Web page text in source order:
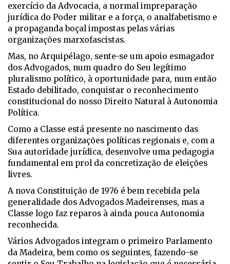
exercício da Advocacia, a normal impreparação
jurídica do Poder militar e a força, o analfabetismo e
a propaganda boçal impostas pelas várias
organizações marxofascistas.
Mas, no Arquipélago, sente-se um apoio esmagador
dos Advogados, num quadro do Seu legítimo
pluralismo político, à oportunidade para, num então
Estado debilitado, conquistar o reconhecimento
constitucional do nosso Direito Natural à Autonomia
Política.
Como a Classe está presente no nascimento das
diferentes organizações políticas regionais e, com a
Sua autoridade jurídica, desenvolve uma pedagogia
fundamental em prol da concretização de eleições
livres.
A nova Constituição de 1976 é bem recebida pela
generalidade dos Advogados Madeirenses, mas a
Classe logo faz reparos à ainda pouca Autonomia
reconhecida.
Vários Advogados integram o primeiro Parlamento
da Madeira, bem como os seguintes, fazendo-se